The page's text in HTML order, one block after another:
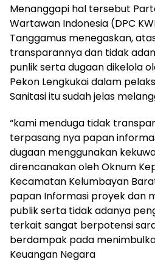
Menanggapi hal tersebut
Wartawan Indonesia (DPC
Tanggamus menegaskan,
transparannya dan tidak
punlik serta dugaan dikelola
Pekon Lengkukai dalam
Sanitasi itu sudah jelas
“kami menduga tidak
terpasang nya papan
dugaan menggunakan
direncanakan oleh Oknum
Kecamatan Kelumbayan
papan Informasi proyek dan
publik serta tidak adanya
terkait sangat berpotensi
berdampak pada
Keuangan Negara